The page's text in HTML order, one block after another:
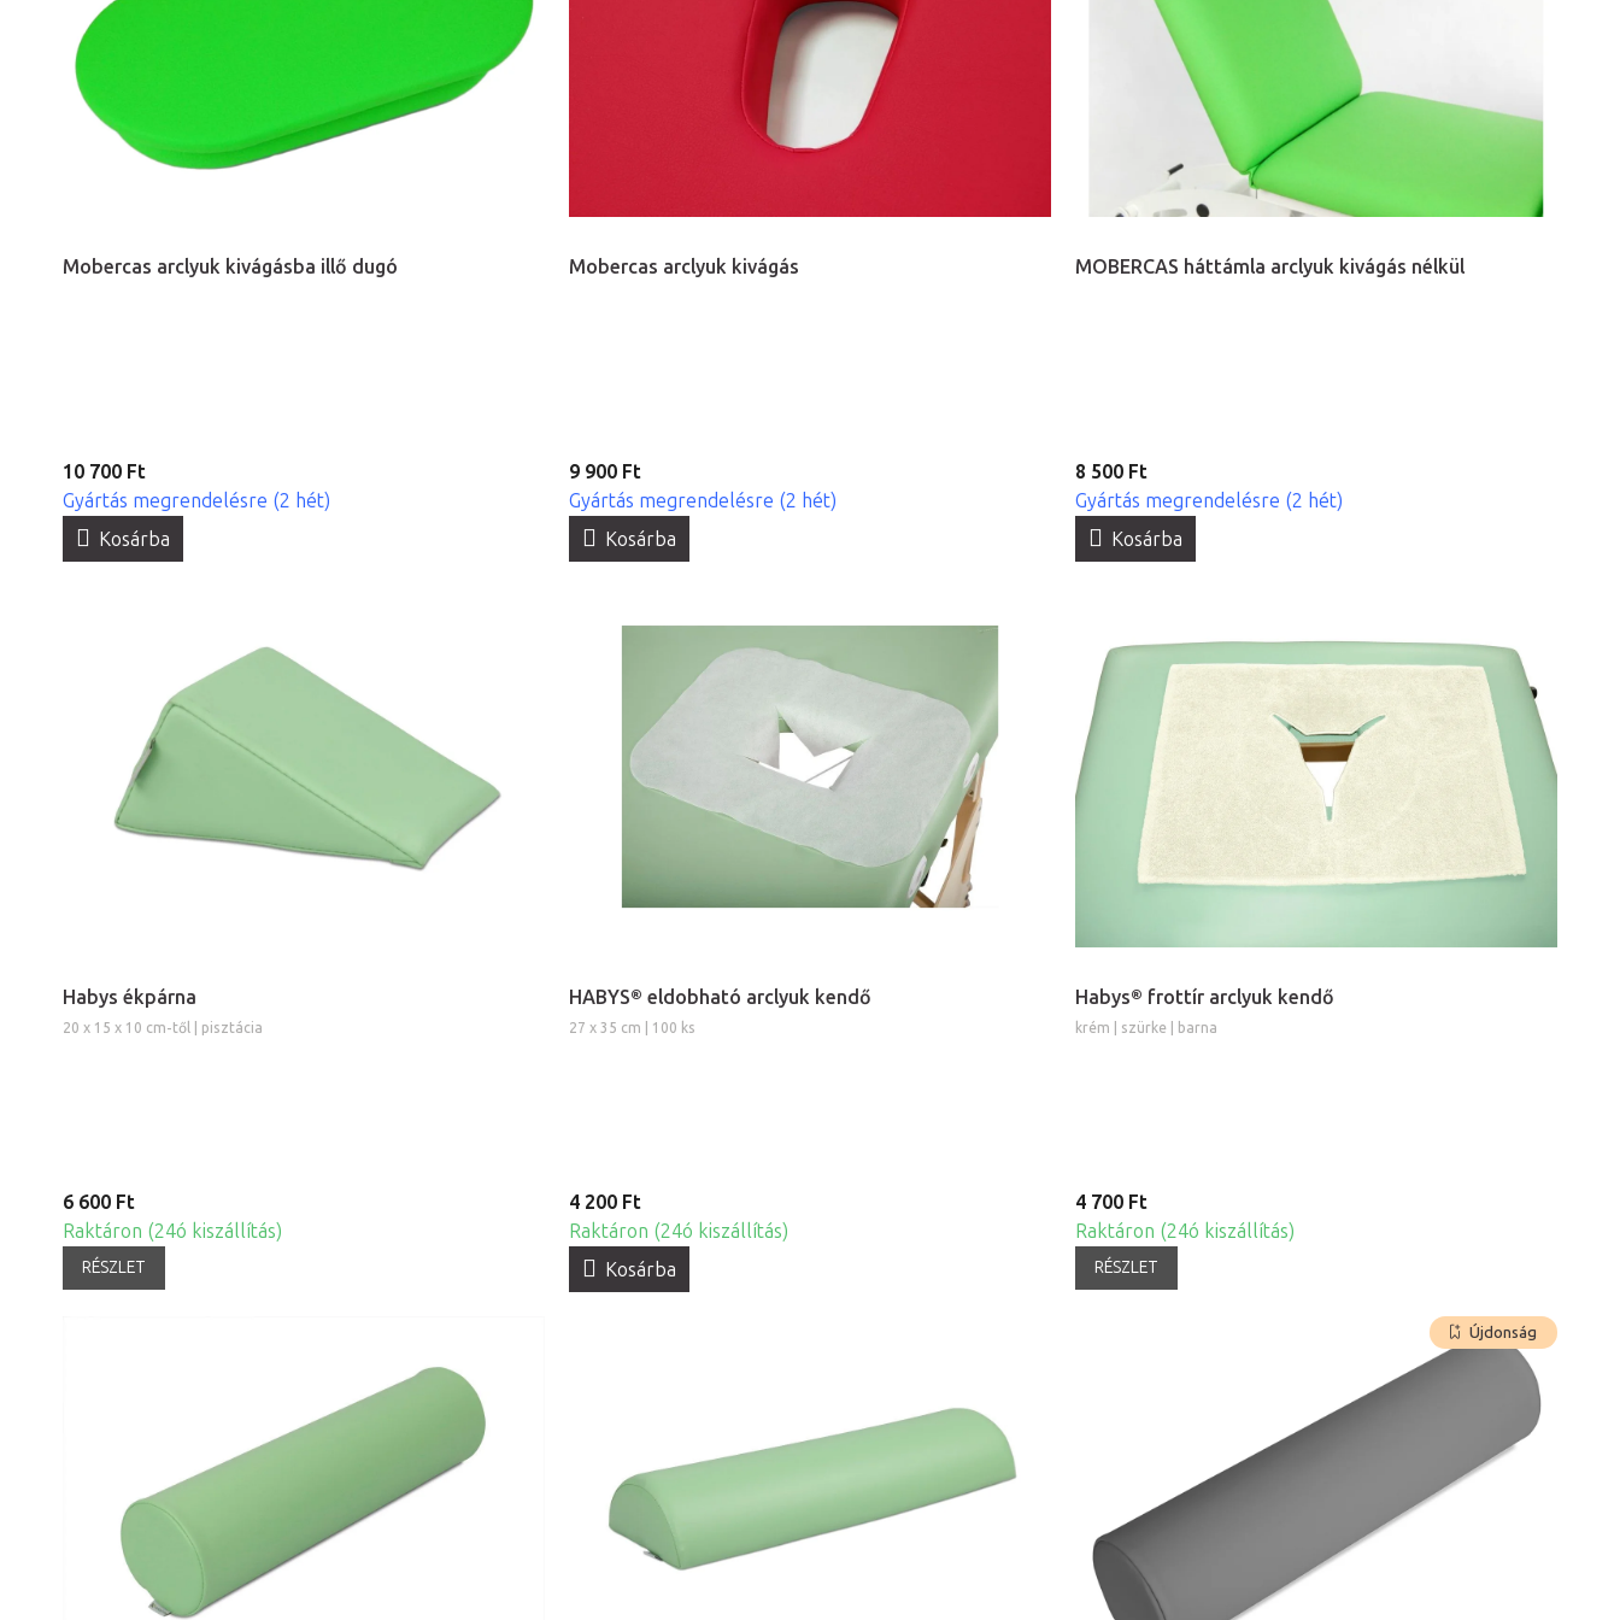
Mobercas arclyuk kivágásba illő dugó
10 700 Ft
Gyártás megrendelésre (2 hét)
Kosárba
Mobercas arclyuk kivágás
9 900 Ft
Gyártás megrendelésre (2 hét)
Kosárba
MOBERCAS háttámla arclyuk kivágás nélkül
8 500 Ft
Gyártás megrendelésre (2 hét)
Kosárba
Habys ékpárna
20 x 15 x 10 cm-től | pisztácia
6 600 Ft
Raktáron (24ó kiszállítás)
RÉSZLET
HABYS® eldobható arclyuk kendő
27 x 35 cm | 100 ks
4 200 Ft
Raktáron (24ó kiszállítás)
Kosárba
Habys® frottír arclyuk kendő
krém | szürke | barna
4 700 Ft
Raktáron (24ó kiszállítás)
RÉSZLET
Újdonság